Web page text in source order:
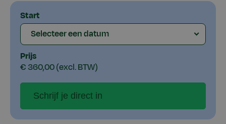
Schrijf
je
direct
in
Start
Selecteer een datum
Prijs
€ 360,00 (excl. BTW)
Schrijf je direct in